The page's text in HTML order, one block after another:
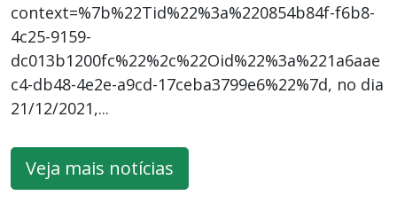
context=%7b%22Tid%22%3a%220854b84f-f6b8-
4c25-9159-
dc013b1200fc%22%2c%22Oid%22%3a%221a6aae
c4-db48-4e2e-a9cd-17ceba3799e6%22%7d, no dia
21/12/2021,...
Veja mais notícias